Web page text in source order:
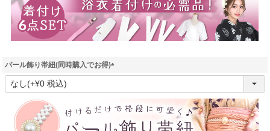
)
パール飾り帯紐(同時購入でお得)
(